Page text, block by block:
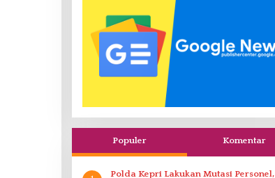
Populer Komentar
Polda Kepri Lakukan Mutasi Personel,